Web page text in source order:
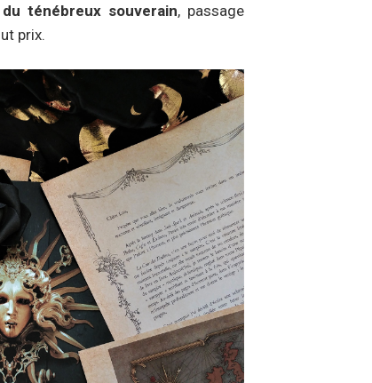
ténébreux souverain, passage
prix.